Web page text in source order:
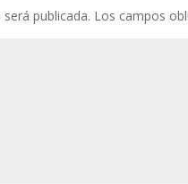
publicada. Los campos